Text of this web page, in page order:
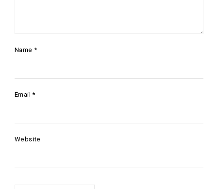
Name *
Email*
Website